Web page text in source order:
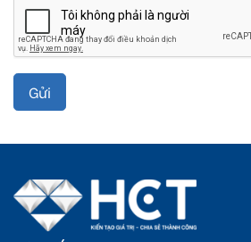
Gửi